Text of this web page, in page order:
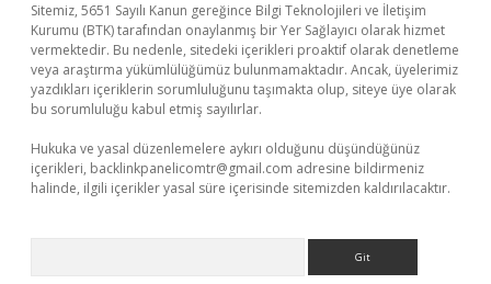
Sitemiz, 5651 Sayılı Kanun gereğince Bilgi Teknolojileri ve İletişim
Kurumu (BTK) tarafından onaylanmış bir Yer Sağlayıcı olarak hizmet
vermektedir. Bu nedenle, sitedeki içerikleri proaktif olarak denetleme
veya araştırma yükümlülüğümüz bulunmamaktadır. Ancak, üyelerimiz
yazdıkları içeriklerin sorumluluğunu taşımakta olup, siteye üye olarak
bu sorumluluğu kabul etmiş sayılırlar.
Hukuka ve yasal düzenlemelere aykırı olduğunu düşündüğünüz
içerikleri, backlinkpanelicomtr@gmail.com adresine bildirmeniz
halinde, ilgili içerikler yasal süre içerisinde sitemizden kaldırılacaktır.